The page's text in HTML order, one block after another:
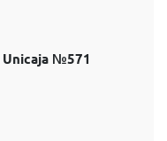
Unicaja №571